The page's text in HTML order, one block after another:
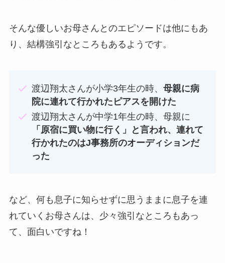
そんな優しいお母さんとのエピソードは他にもあ
り、結構強引なところもあるようです。
渡辺翔太さんが小学3年生の時、 母親に病
院に連れて行かれたピアスを開けた
渡辺翔太さんが中学1年生の時、母親に
「原宿に買い物に行く」と言われ、連れて
行かれたのはJ事務所のオーディションだ
った
など、何も息子に知らせずに思うままに息子を連
れていくお母さんは、少々強引なところもあっ
て、面白いですね！